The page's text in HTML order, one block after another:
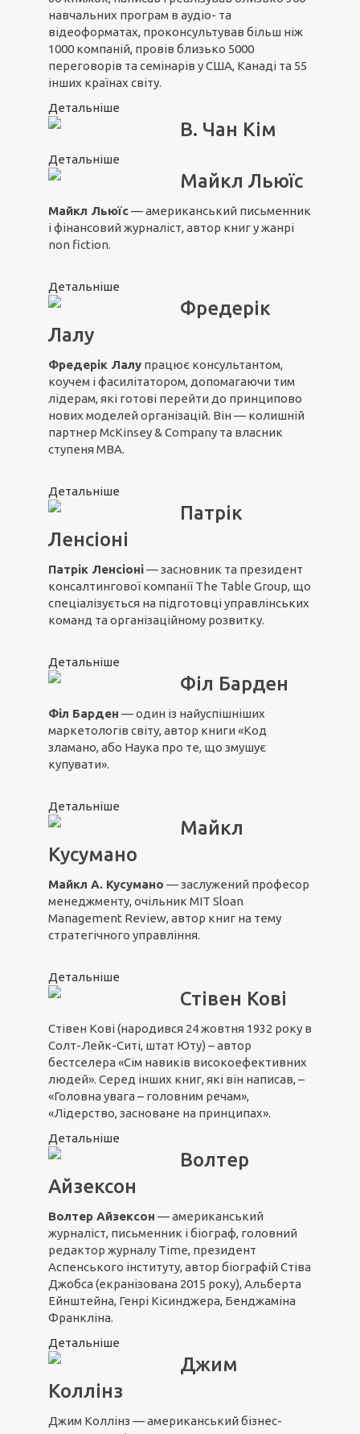
навчальних програм в аудіо- та
відеоформатах, проконсультував більш ніж
1000 компаній, провів близько 5000
переговорів та семінарів у США, Канаді та 55
інших країнах світу.
Детальніше
В. Чан Кім
Детальніше
Майкл Льюїс
Майкл Льюїс— американський письменник
і фінансовий журналіст, автор книг у жанрі
non fiction.
Детальніше
Фредерік
Лалу
Фредерік Лалу працює консультантом,
коучем і фасилітатором, допомагаючи тим
лідерам, які готові перейти до принципово
нових моделей організацій. Він — колишній
партнер McKinsey & Company та власник
ступеня MBA.
Детальніше
Патрік
Ленсіоні
Патрік Ленсіоні— засновник та президент
консалтингової компанії The Table Group, що
спеціалізується на підготовці управлінських
команд та організаційному розвитку.
Детальніше
Філ Барден
Філ Барден — один із найуспішніших
маркетологів світу, автор книги «Код
зламано, або Наука про те, що змушує
купувати».
Детальніше
Майкл
Кусумано
Майкл А. Кусумано — заслужений професор
менеджменту, очільник MIT Sloan
Management Review, автор книг на тему
стратегічного управління.
Детальніше
Стівен Кові
Стівен Кові (народився 24 жовтня 1932 року в
Солт-Лейк-Ситі, штат Юту) – автор
бестселера «Сім навиків високоефективних
людей». Серед інших книг, які він написав, –
«Головна увага – головним речам»,
«Лідерство, засноване на принципах».
Детальніше
Волтер
Айзексон
Волтер Айзексон — американський
журналіст, письменник і біограф, головний
редактор журналу Time, президент
Аспенського інституту, автор біографій Стіва
Джобса (екранізована 2015 року), Альберта
Ейнштейна, Генрі Кісинджера, Бенджаміна
Франкліна.
Детальніше
Джим
Коллінз
Джим Коллінз — американський бізнес-